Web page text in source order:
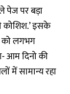
पेज पर बड़ा
कोशिश.’ इसके
को लगभग
आम दिनो की
में सामान्य रहा